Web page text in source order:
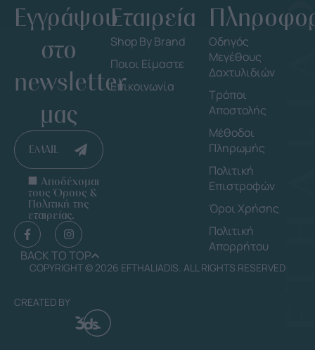
Εγγράψου
στο
newsletter
μας
EMAIL
Αποδέχομαι
τους Όρους &
Πολιτική της
εταιρείας.
BACK TO TOP
Εταιρεία
Shop By Brand
Ποιοι Είμαστε
Επικοινωνία
Οδηγός
Μεγέθους
Δαχτυλιδιών
Τρόποι
Αποστολής
Μέθοδοι
Πληρωμής
Πολιτική
Επιστροφών
Όροι Χρήσης
Πολιτική
Απορρήτου
COPYRIGHT © 2026 EFTHALIADIS. ALL RIGHTS RESERVED
CREATED BY